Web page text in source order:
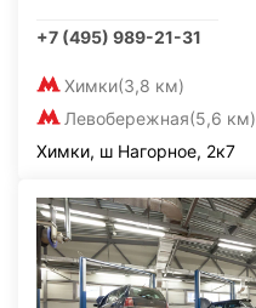
+7 (495) 989-21-31
Химки(3,8 км)
Левобережная(5,6 км)
Химки, ш Нагорное, 2к7